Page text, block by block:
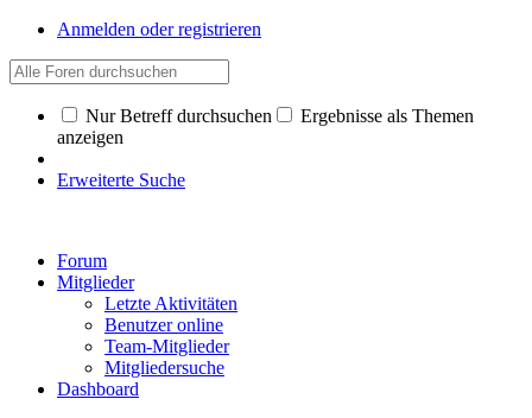
Anmelden oder registrieren
Nur Betreff durchsuchen
Ergebnisse als Themen
anzeigen
Erweiterte Suche
Forum
Mitglieder
Letzte Aktivitäten
Benutzer online
Team-Mitglieder
Mitgliedersuche
Dashboard